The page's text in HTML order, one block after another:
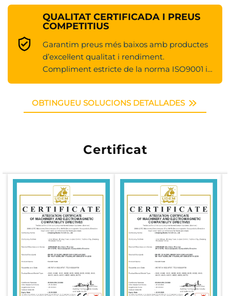
de la fàbrica compleixi els estàndards més exigents.
Certificacions reconegudes a nivell mundial: Tots els
productes compleixen el sistema de gestió de la
qualitat ISO9001 i disposen de certificacions
internacionals com la CE, el que demostra el nostre
compromís amb la seguretat i la fiabilitat.
Adequat per a una àmplia gamma
Sigui quin sigui el vostre sector —logística i
distribució, fabricació, construcció o emmagatzematge
al futur que combina perfectament potència,
intel·ligència i sostenibilitat.
elèctrica per a transpaletes i impulsiu el vostre negoci
amb una energia eficient i verda.
Preparats per optimitzar els vostres processos de
manipulació de materials?
[Contacteu-nos] per obtenir una solució de producte
personalitzada i un pressupost, o per programar una
demostració in situ i comprovar en primera persona
l’extraordinària prestació dels transpaletes de ions de
liti de Huahe.
QUALITAT CERTIFICADA I PREUS
COMPETITIUS
Garantim preus més baixos amb productes
d’excel·lent qualitat i rendiment.
Compliment estricte de la norma ISO9001 i
del certificat CE.
OBTINGUEU SOLUCIONS DETALLADES
Certificat